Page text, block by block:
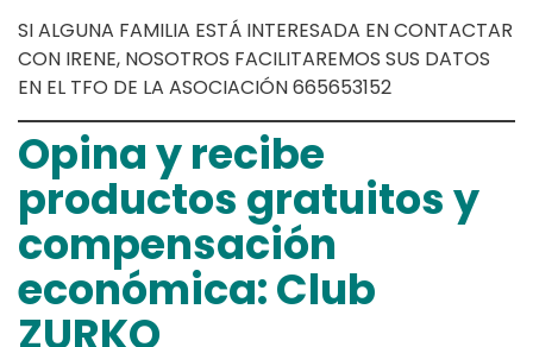
SI ALGUNA FAMILIA ESTÁ INTERESADA EN CONTACTAR
CON IRENE, NOSOTROS FACILITAREMOS SUS DATOS
EN EL TFO DE LA ASOCIACIÓN 665653152
Opina y recibe
productos gratuitos y
compensación
económica: Club
ZURKO